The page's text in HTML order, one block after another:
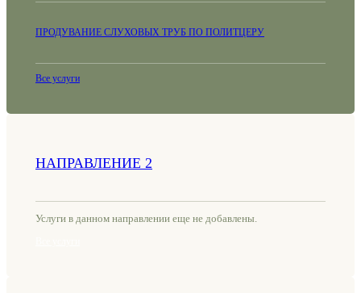
ПРОДУВАНИЕ СЛУХОВЫХ ТРУБ ПО ПОЛИТЦЕРУ
Все услуги
НАПРАВЛЕНИЕ 2
Услуги в данном направлении еще не добавлены.